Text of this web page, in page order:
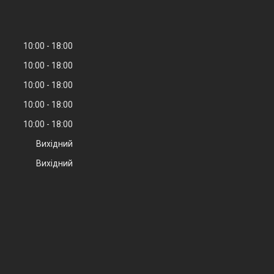
10:00
18:00
10:00
18:00
10:00
18:00
10:00
18:00
10:00
18:00
Вихідний
Вихідний